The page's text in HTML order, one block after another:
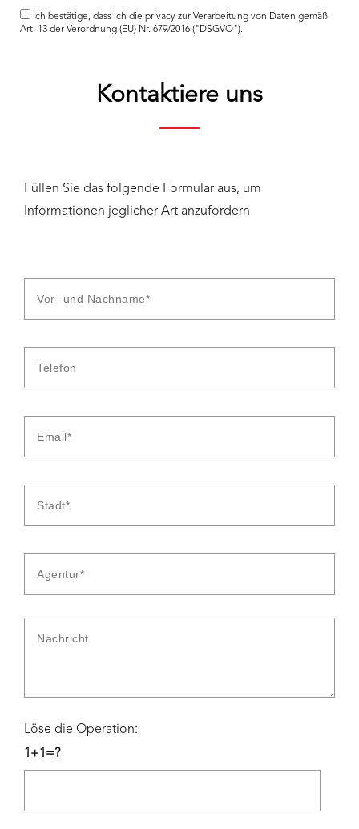
Ich bestätige, dass ich die privacy zur Verarbeitung von Daten gemäß
Art. 13 der Verordnung (EU) Nr. 679/2016 ("DSGVO").
Kontaktiere uns
Füllen Sie das folgende Formular aus, um
Informationen jeglicher Art anzufordern
Löse die Operation:
1+1=?